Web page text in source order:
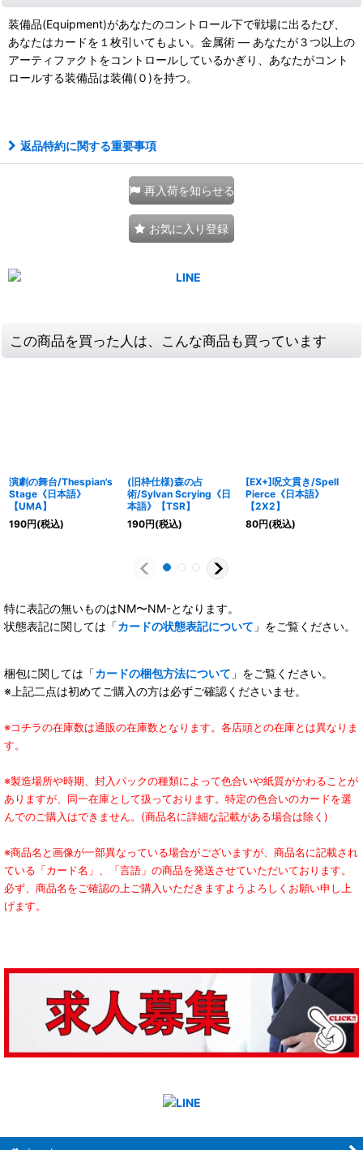
装備品(Equipment)があなたのコントロール下で戦場に出るたび、
あなたはカードを１枚引いてもよい。金属術 ― あなたが３つ以上の
アーティファクトをコントロールしているかぎり、あなたがコント
ロールする装備品は装備(０)を持つ。
返品特約に関する重要事項
再入荷を知らせる
お気に入り登録
この商品を買った人は、こんな商品も買っています
演劇の舞台/Thespian's
Stage《日本語》
【UMA】
190円(税込)
(旧枠仕様)森の占
術/Sylvan Scrying《日
本語》【TSR】
190円(税込)
[EX+]呪文貫き/Spell
Pierce《日本語》
【2X2】
80円(税込)
特に表記の無いものはNM〜NM-となります。
状態表記に関しては「カードの状態表記について 」をご覧ください。
梱包に関しては「カードの梱包方法について 」をご覧ください。
※上記二点は初めてご購入の方は必ずご確認くださいませ。
※コチラの在庫数は通販の在庫数となります。各店頭との在庫とは異なりま
す。
※製造場所や時期、封入パックの種類によって色合いや紙質がかわることが
ありますが、同一在庫として扱っております。特定の色合いのカードを選
んでのご購入はできません。(商品名に詳細な記載がある場合は除く)
※商品名と画像が一部異なっている場合がございますが、商品名に記載され
ている「カード名」、「言語」の商品を発送させていただいております。
必ず、商品名をご確認の上ご購入いただきますようよろしくお願い申し上
げます。